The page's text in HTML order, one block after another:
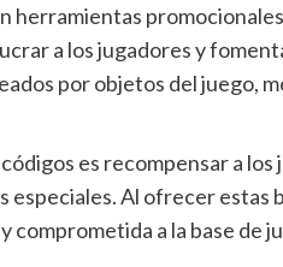
herramientas
a los jugadores y
por objetos del juego,
es recompensar a
especiales. Al ofrecer estas
comprometida a la base de